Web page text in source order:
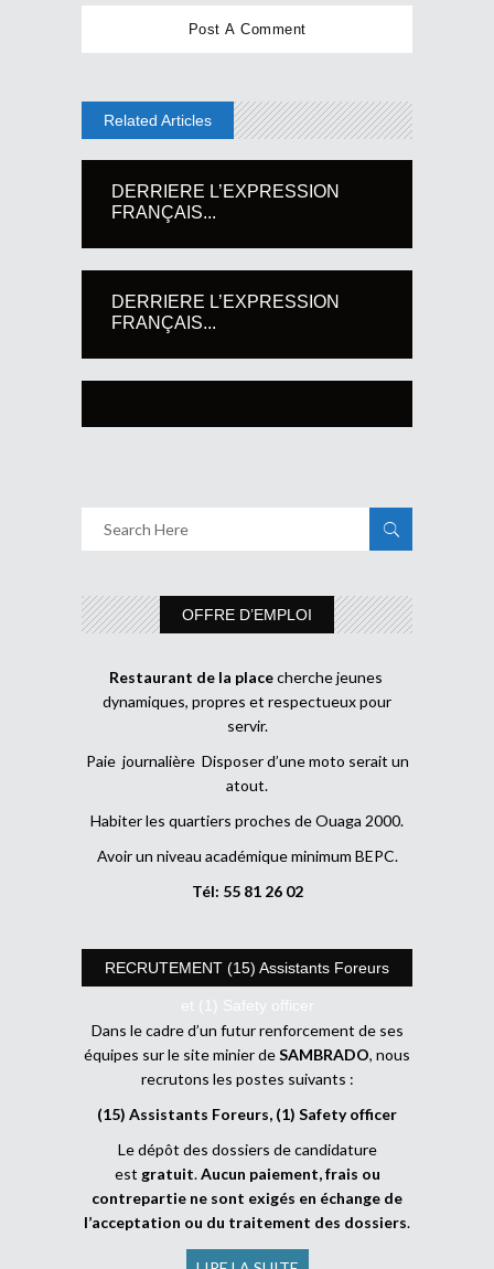
Related Articles
DERRIERE L’EXPRESSION
FRANÇAIS...
DERRIERE L’EXPRESSION
FRANÇAIS...
OFFRE D’EMPLOI
Restaurant de la placecherche jeunes
dynamiques, propres et respectueux pour
servir.
Paie journalière Disposer d’une moto serait un
atout.
Habiter les quartiers proches de Ouaga 2000.
Avoir un niveau académique minimum BEPC.
Tél: 55 81 26 02
RECRUTEMENT (15) Assistants Foreurs
et (1) Safety officer
Dans le cadre d’un futur renforcement de ses
équipes sur le site minier deSAMBRADO, nous
recrutons les postes suivants :
(15) Assistants Foreurs, (1) Safety officer
Le dépôt des dossiers de candidature
est gratuit.Aucun paiement, frais ou
contrepartie ne sont exigés en échange de
l’acceptation ou du traitement des dossiers.